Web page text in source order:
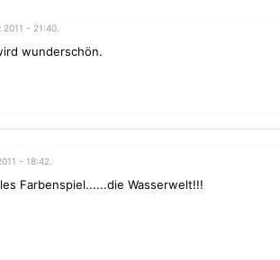
- 21:40.
wunderschön.
- 18:42.
Farbenspiel......die Wasserwelt!!!